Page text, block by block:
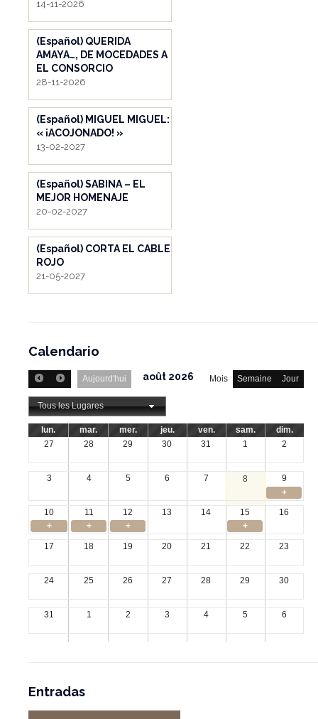
14-11-2026
(Español) QUERIDA
AMAYA…, DE MOCEDADES A
EL CONSORCIO
28-11-2026
(Español) MIGUEL MIGUEL:
« ¡ACOJONADO! »
13-02-2027
(Español) SABINA – EL
MEJOR HOMENAJE
20-02-2027
(Español) CORTA EL CABLE
ROJO
21-05-2027
Calendario
Aujourd'hui Mois Semaine Jour
août 2026
Tous les Lugares
lun. mar. mer. jeu. ven. sam.
dim.
27
28 29 30 31 1 2
3 4 5 6 7 8
9
+
10
11 12 13 14 15
16
+
+ + +
17 18 19 20 21 22 23
24 25 26 27 28 29 30
31 1 2 3 4 5 6
Entradas